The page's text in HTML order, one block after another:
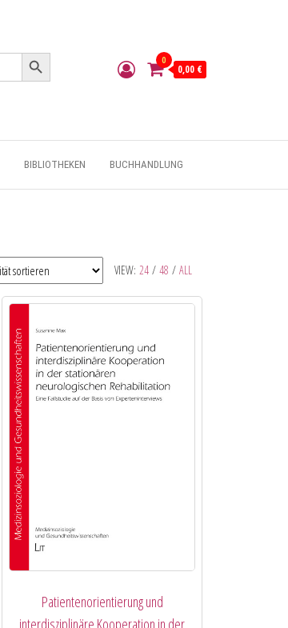
Search Button
0
0,00 €
BIBLIOTHEKEN BUCHHANDLUNG
VIEW: 24 / 48 / ALL
Patientenorientierung und
interdisziplinäre Kooperation in der